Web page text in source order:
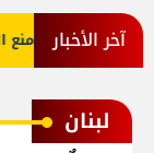
آخر الأخبار
الشاملة ومنع
لبنان